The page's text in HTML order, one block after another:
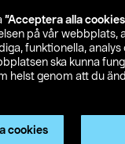
”Acceptera alla
på vår webbplats,
funktionella,
ska kunna
helst genom att du
cookies